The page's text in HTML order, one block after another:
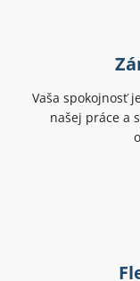
Vaša spokojnosť
našej práce a